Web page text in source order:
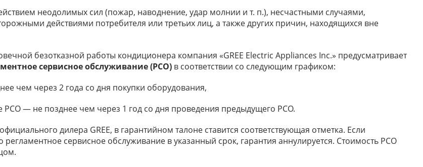
неодолимых сил (пожар, наводнение, удар молнии и т. п.), несчастными случаями,
действиями потребителя или третьих лиц, а также других причин, находящихся вне
безотказной работы кондиционера компания «GREE Electric Appliances Inc.» предусматривает
сервисное обслуживание (РСО) в соответствии со следующим графиком:
чем через 2 года со дня покупки оборудования,
— не позднее чем через 1 год со дня проведения предыдущего РСО.
дилера GREE, в гарантийном талоне ставится соответствующая отметка. Если
сервисное обслуживание в указанный срок, гарантия аннулируется. Стоимость РСО